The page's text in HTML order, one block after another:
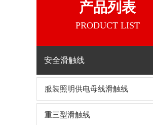
产品列表
PRODUCT LIST
安全滑触线
服装照明供电母线滑触线
重三型滑触线